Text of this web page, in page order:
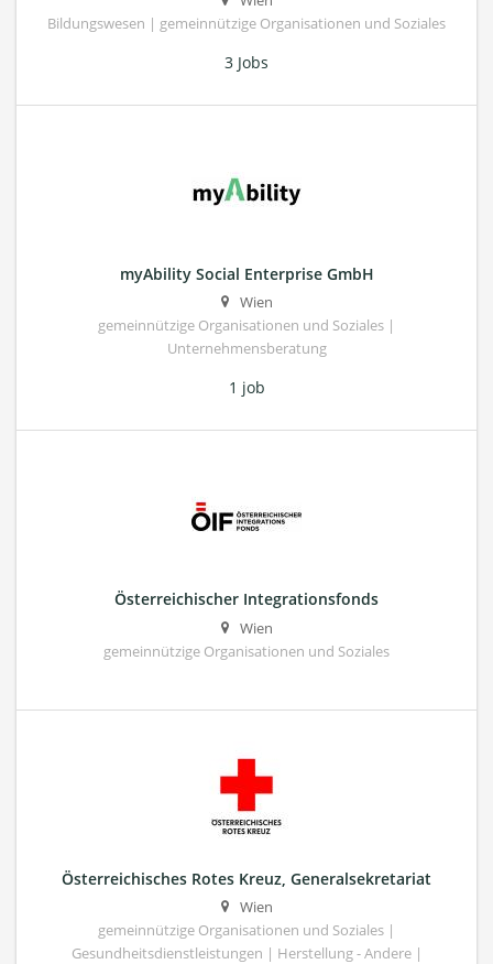
Bildungswesen | gemeinnützige Organisationen und Soziales
3 Jobs
myAbility Social Enterprise GmbH
Wien
gemeinnützige Organisationen und Soziales |
Unternehmensberatung
1 job
Österreichischer Integrationsfonds
Wien
gemeinnützige Organisationen und Soziales
Österreichisches Rotes Kreuz, Generalsekretariat
Wien
gemeinnützige Organisationen und Soziales |
Gesundheitsdienstleistungen | Herstellung - Andere |